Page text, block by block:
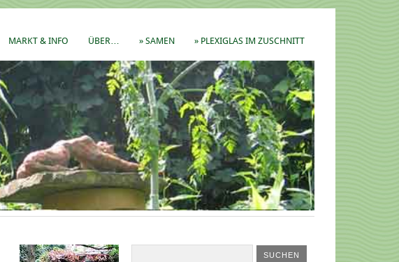
MARKT & INFO ÜBER… » SAMEN » PLEXIGLAS IM ZUSCHNITT